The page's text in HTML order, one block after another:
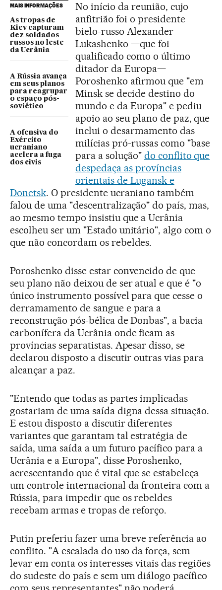
MAIS INFORMAÇÕES
As tropas de
Kiev capturam
dez soldados
russos no leste
da Ucrânia
A Rússia avança
em seus planos
para reagrupar
o espaço pós-
soviético
A ofensiva do
Exército
ucraniano
acelera a fuga
dos civis
No início da reunião, cujo
anfitrião foi o presidente
bielo-russo Alexander
Lukashenko —que foi
qualificado como o último
ditador da Europa—
Poroshenko afirmou que "em
Minsk se decide destino do
mundo e da Europa" e pediu
apoio ao seu plano de paz, que
inclui o desarmamento das
milícias pró-russas como "base
para a solução" do conflito que
despedaça as províncias
orientais de Lugansk e
Donetsk. O presidente ucraniano também
falou de uma "descentralização" do país, mas,
ao mesmo tempo insistiu que a Ucrânia
escolheu ser um "Estado unitário", algo com o
que não concordam os rebeldes.
Poroshenko disse estar convencido de que
seu plano não deixou de ser atual e que é "o
único instrumento possível para que cesse o
derramamento de sangue e para a
reconstrução pós-bélica de Donbas", a bacia
carbonífera da Ucrânia onde ficam as
províncias separatistas. Apesar disso, se
declarou disposto a discutir outras vias para
alcançar a paz.
"Entendo que todas as partes implicadas
gostariam de uma saída digna dessa situação.
E estou disposto a discutir diferentes
variantes que garantam tal estratégia de
saída, uma saída a um futuro pacífico para a
Ucrânia e a Europa", disse Poroshenko,
acrescentando que é vital que se estabeleça
um controle internacional da fronteira com a
Rússia, para impedir que os rebeldes
recebam armas e tropas de reforço.
Putin preferiu fazer uma breve referência ao
conflito. "A escalada do uso da força, sem
levar em conta os interesses vitais das regiões
do sudeste do país e sem um diálogo pacífico